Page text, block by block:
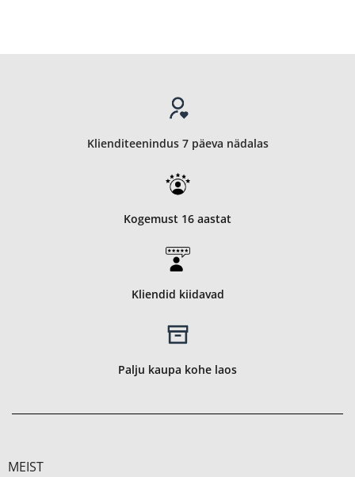
Klienditeenindus 7 päeva nädalas
Kogemust 16 aastat
Kliendid kiidavad
Palju kaupa kohe laos
MEIST